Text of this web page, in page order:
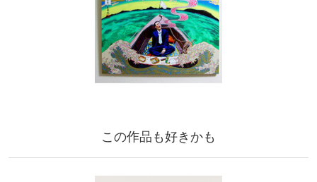
この作品も好きかも